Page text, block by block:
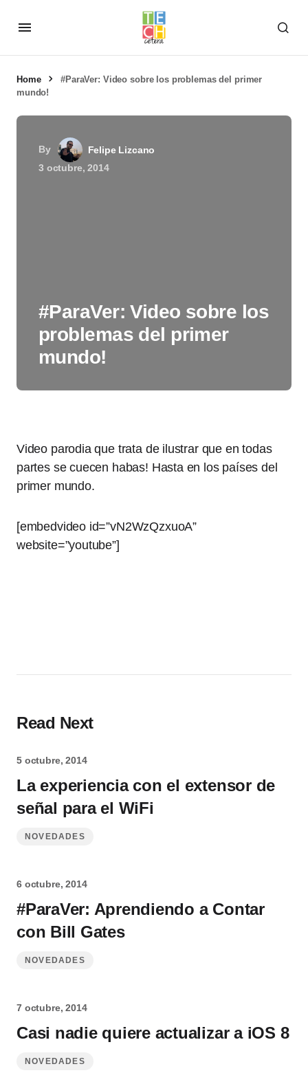
Home
#ParaVer: Video sobre los problemas del primer
mundo!
By
Felipe Lizcano
3 octubre, 2014
#ParaVer: Video sobre los
problemas del primer
mundo!
Video parodia que trata de ilustrar que en todas
partes se cuecen habas! Hasta en los países del
primer mundo.
[embedvideo id=”vN2WzQzxuoA”
website=”youtube”]
Read Next
5 octubre, 2014
La experiencia con el extensor de
señal para el WiFi
NOVEDADES
6 octubre, 2014
#ParaVer: Aprendiendo a Contar
con Bill Gates
NOVEDADES
7 octubre, 2014
Casi nadie quiere actualizar a iOS 8
NOVEDADES